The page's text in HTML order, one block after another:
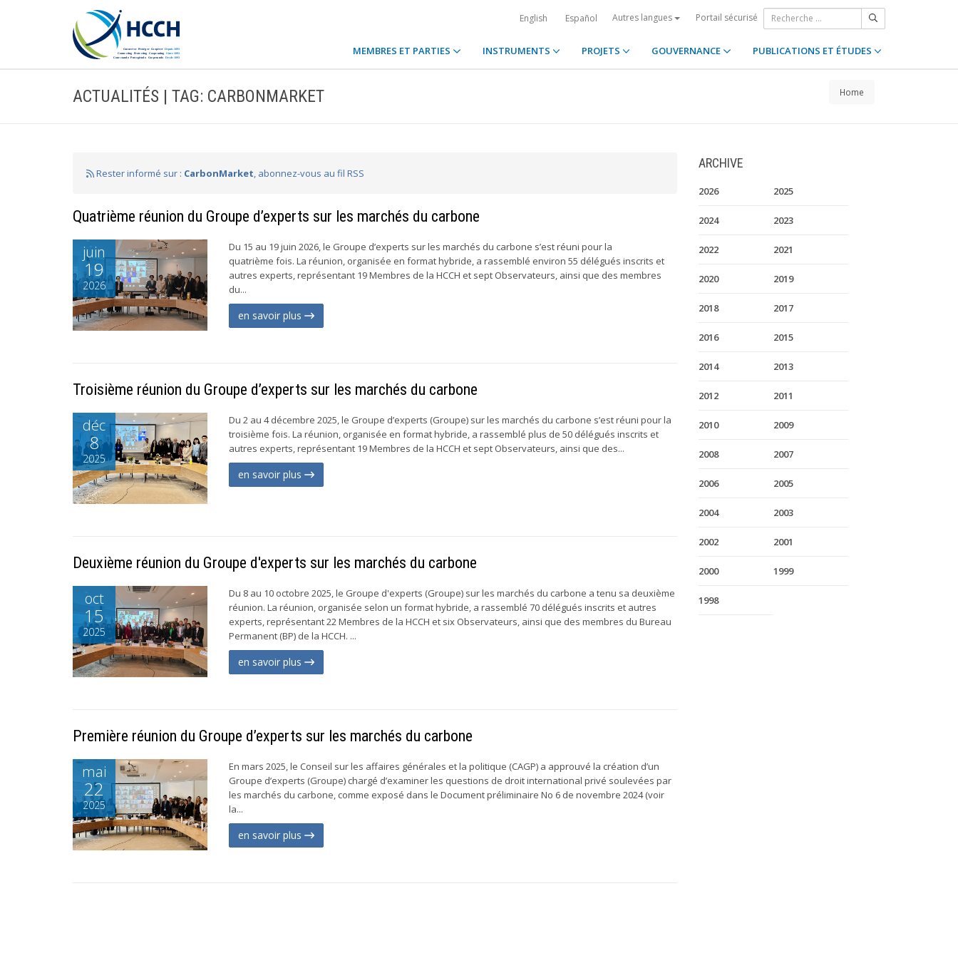
English Español Autres langues Portail sécurisé
MEMBRES ET PARTIES INSTRUMENTS PROJETS GOUVERNANCE PUBLICATIONS ET ÉTUDES
ACTUALITÉS | TAG: CARBONMARKET Home
Rester informé sur : CarbonMarket, abonnez-vous au fil RSS
Quatrième réunion du Groupe d’experts sur les marchés du carbone
juin
19
2026
Du 15 au 19 juin 2026, le Groupe d’experts sur les marchés du carbone s’est réuni pour la
quatrième fois. La réunion, organisée en format hybride, a rassemblé environ 55 délégués inscrits et
autres experts, représentant 19 Membres de la HCCH et sept Observateurs, ainsi que des membres
du...
en savoir plus
Troisième réunion du Groupe d’experts sur les marchés du carbone
déc
8
2025
Du 2 au 4 décembre 2025, le Groupe d’experts (Groupe) sur les marchés du carbone s’est réuni pour la
troisième fois. La réunion, organisée en format hybride, a rassemblé plus de 50 délégués inscrits et
autres experts, représentant 19 Membres de la HCCH et sept Observateurs, ainsi que des...
en savoir plus
Deuxième réunion du Groupe d'experts sur les marchés du carbone
oct
15
2025
Du 8 au 10 octobre 2025, le Groupe d'experts (Groupe) sur les marchés du carbone a tenu sa deuxième
réunion. La réunion, organisée selon un format hybride, a rassemblé 70 délégués inscrits et autres
experts, représentant 22 Membres de la HCCH et six Observateurs, ainsi que des membres du Bureau
Permanent (BP) de la HCCH. ...
en savoir plus
Première réunion du Groupe d’experts sur les marchés du carbone
mai
22
2025
En mars 2025, le Conseil sur les affaires générales et la politique (CAGP) a approuvé la création d’un
Groupe d’experts (Groupe) chargé d’examiner les questions de droit international privé soulevées par
les marchés du carbone, comme exposé dans le Document préliminaire No 6 de novembre 2024 (voir
la...
en savoir plus
ARCHIVE
2026 2025
2024 2023
2022 2021
2020 2019
2018 2017
2016 2015
2014 2013
2012 2011
2010 2009
2008 2007
2006 2005
2004 2003
2002 2001
2000 1999
1998